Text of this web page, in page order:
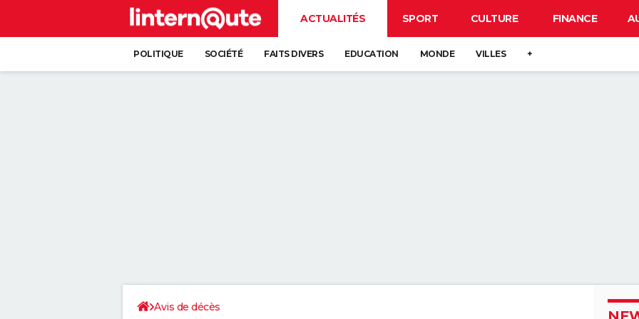
ACTUALITÉS SPORT CULTURE FINANCE
POLITIQUE SOCIÉTÉ FAITS DIVERS EDUCATION MONDE VILLES +
Avis de décès